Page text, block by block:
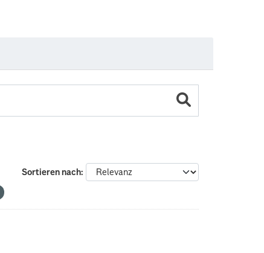
Sortieren nach